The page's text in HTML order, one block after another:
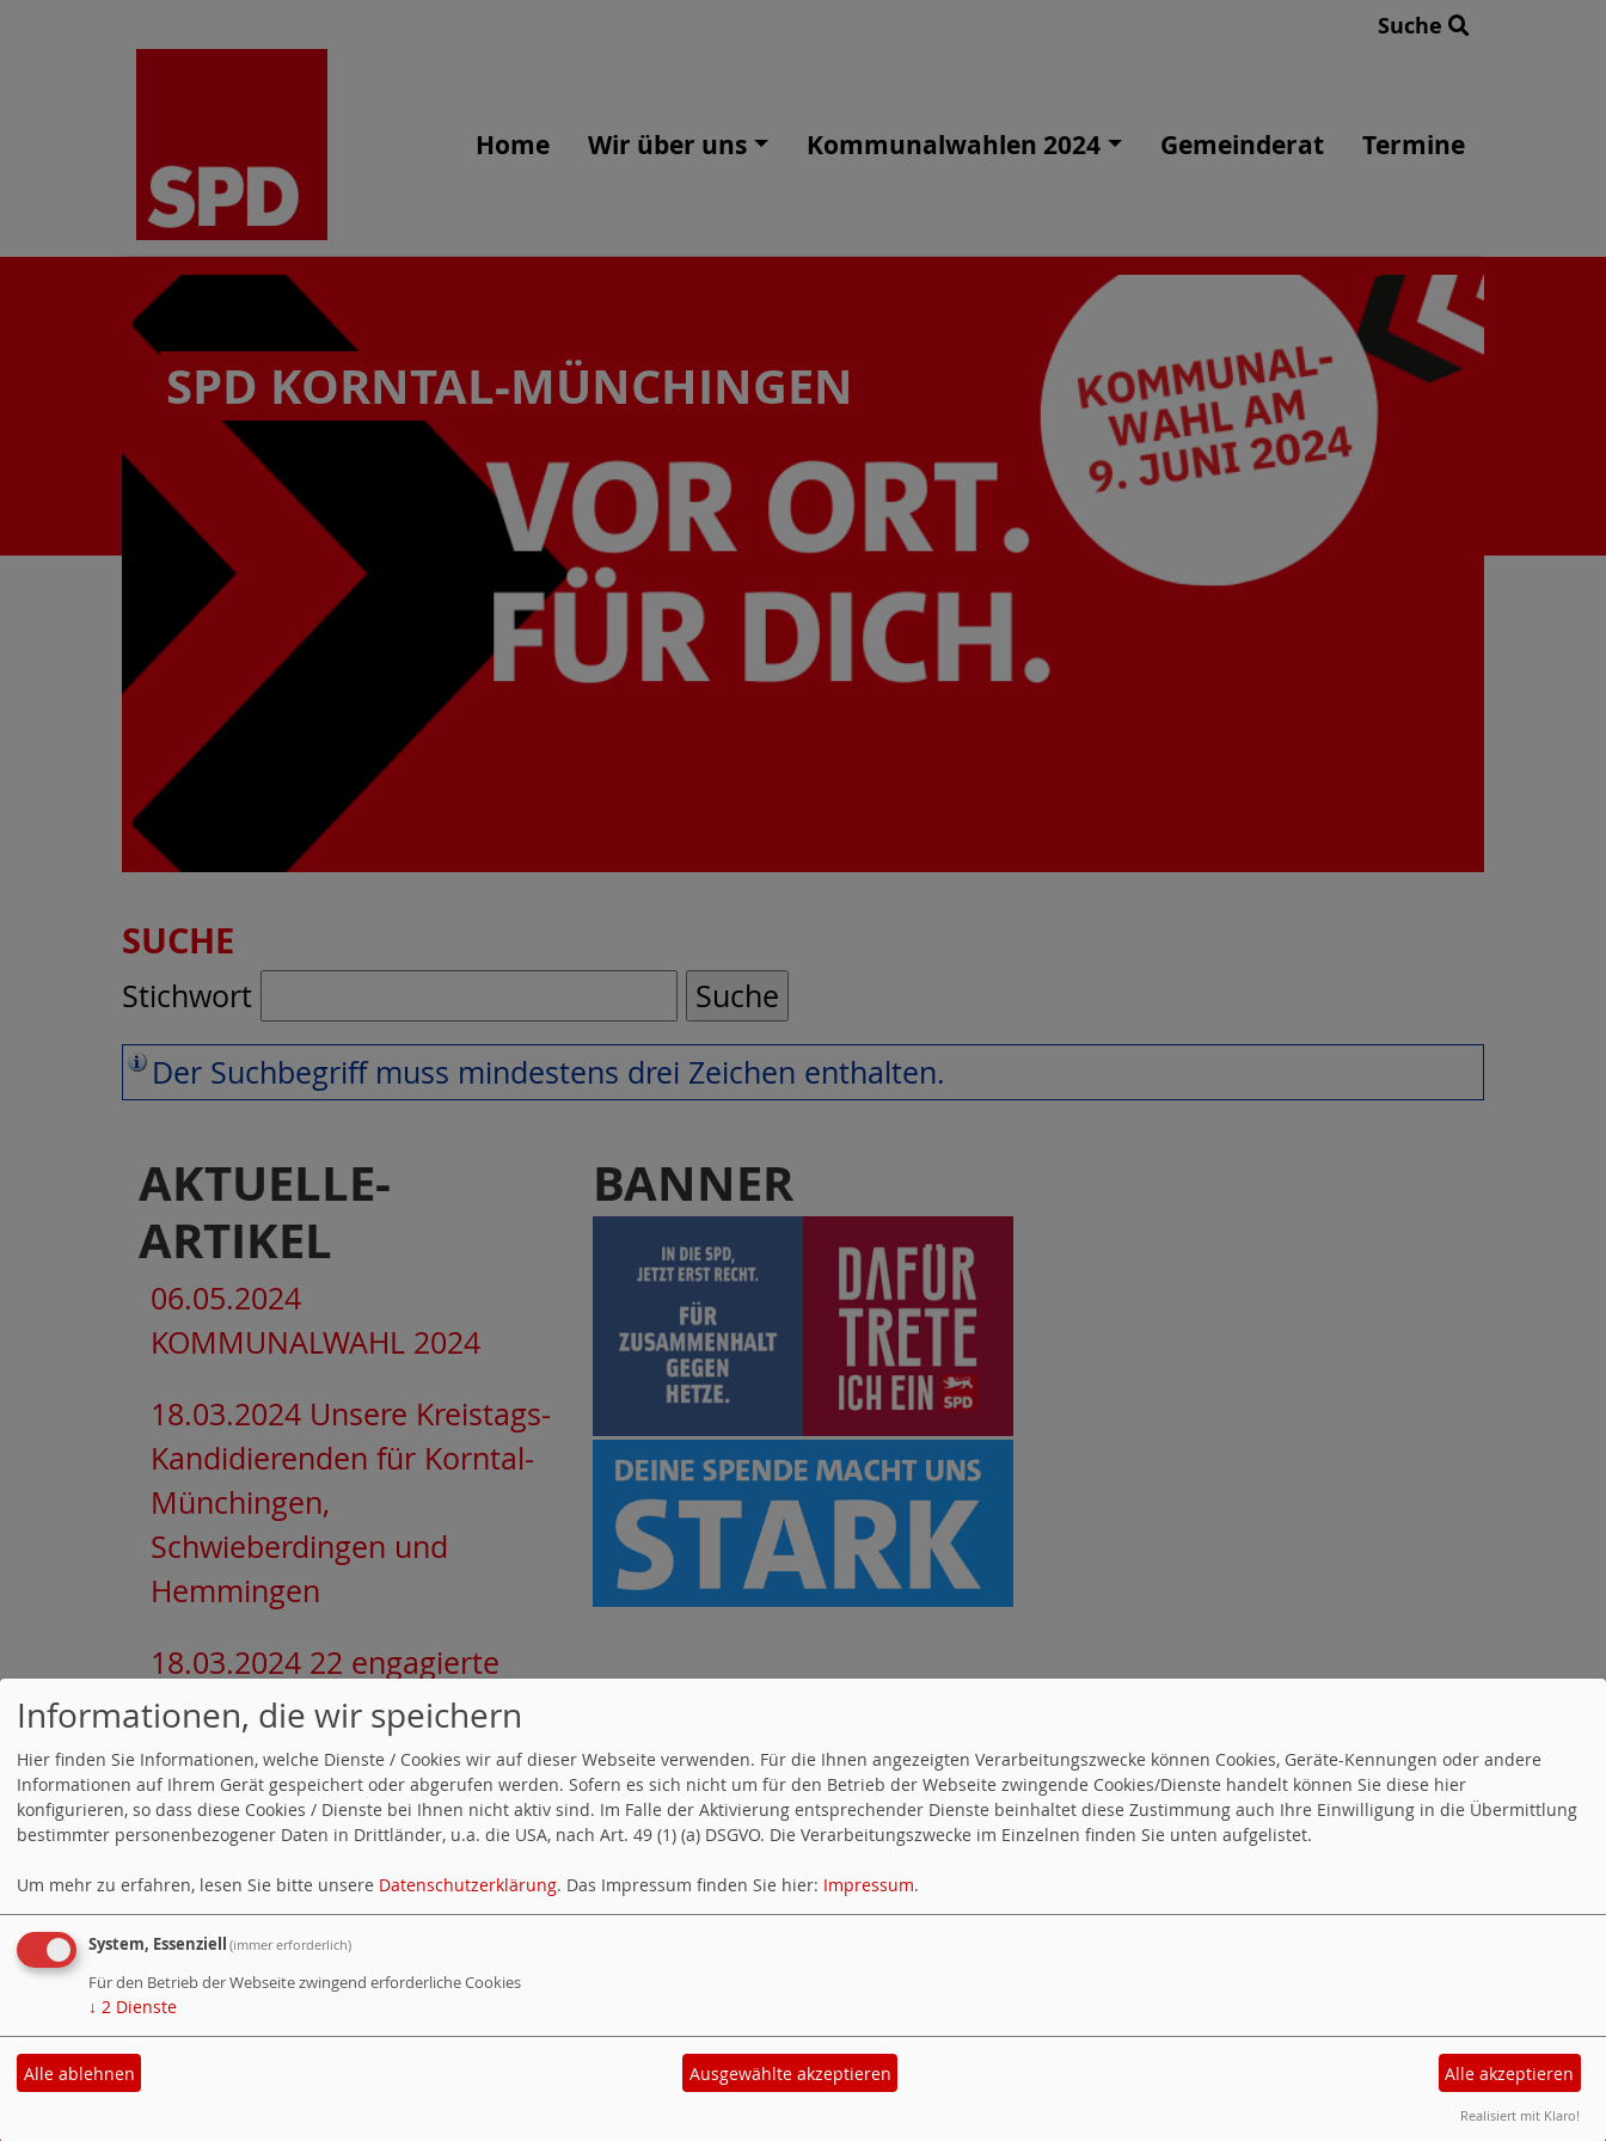
Suche
Home Wir über uns Kommunalwahlen 2024 Gemeinderat Termine
SPD KORNTAL-MÜNCHINGEN
SUCHE
Stichwort
Der Suchbegriff muss mindestens drei Zeichen enthalten.
AKTUELLE-
ARTIKEL
06.05.2024
KOMMUNALWAHL 2024
18.03.2024 Unsere Kreistags-
Kandidierenden für Korntal-
Münchingen,
Schwieberdingen und
Hemmingen
18.03.2024 22 engagierte
Kandidierende für die
Gemeinderatswahl
15.12.2022 Stellungnahme
Gemeinderatsfraktion zur
Reduktion der Bücherei-
Öffnungszeiten in Korntal
BANNER
Informationen, die wir speichern
Hier finden Sie Informationen, welche Dienste / Cookies wir auf dieser Webseite verwenden. Für die Ihnen angezeigten Verarbeitungszwecke können Cookies, Geräte-Kennungen oder andere
Informationen auf Ihrem Gerät gespeichert oder abgerufen werden. Sofern es sich nicht um für den Betrieb der Webseite zwingende Cookies/Dienste handelt können Sie diese hier
konfigurieren, so dass diese Cookies / Dienste bei Ihnen nicht aktiv sind. Im Falle der Aktivierung entsprechender Dienste beinhaltet diese Zustimmung auch Ihre Einwilligung in die Übermittlung
bestimmter personenbezogener Daten in Drittländer, u.a. die USA, nach Art. 49 (1) (a) DSGVO. Die Verarbeitungszwecke im Einzelnen finden Sie unten aufgelistet.
Um mehr zu erfahren, lesen Sie bitte unsere Datenschutzerklärung. Das Impressum finden Sie hier: Impressum.
System, Essenziell (immer erforderlich)
Für den Betrieb der Webseite zwingend erforderliche Cookies
↓ 2 Dienste
Alle ablehnen Ausgewählte akzeptieren Alle akzeptieren
Realisiert mit Klaro!